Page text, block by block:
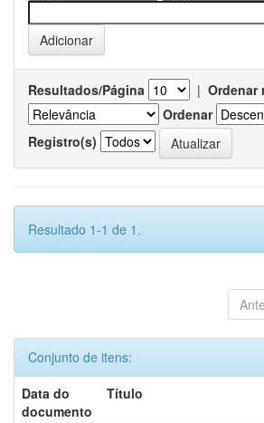
Resultados/Página | Ordenar
Ordenar
Registro(s)
Resultado 1-1 de 1.
Conjunto de itens:
Data do
documento
Título